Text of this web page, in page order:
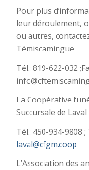
Pour plus
leur déroulement,
ou autres,
Témiscamingue
Tél.: 819-622-032
La Coopérative
Succursale de Laval
Tél.: 450-934-9808
laval@cfgm.coop
L’Association des